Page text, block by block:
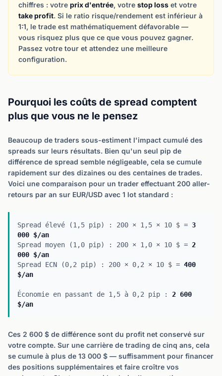
chiffres : votre prix d'entrée, votre stop loss et votre
take profit. Si le ratio risque/rendement est inférieur à
1:1, le trade est mathématiquement défavorable —
vous risquez plus que ce que vous pouvez gagner.
Passez votre tour et attendez une meilleure
configuration.
Pourquoi les coûts de spread comptent
plus que vous ne le pensez
Beaucoup de traders sous-estiment l'impact cumulé des
spreads sur leurs résultats. Bien qu'un seul pip de
différence de spread semble négligeable, cela se cumule
rapidement sur des dizaines ou des centaines de trades.
Voici une comparaison pour un trader effectuant 200 aller-
retours par an sur EUR/USD avec 1 lot standard :
Spread élevé (1,5 pip) : 200 × 1,5 × 10 $ = 3
000 $/an
Spread moyen (1,0 pip) : 200 × 1,0 × 10 $ = 2
000 $/an
Spread ECN (0,2 pip) : 200 × 0,2 × 10 $ = 400
$/an
Économie en passant de 1,5 à 0,2 pip : 2 600
$/an
Ces 2 600 $ de différence sont du profit net conservé sur
votre compte. Sur une carrière de trading de cinq ans, cela
se cumule à plus de 13 000 $ — suffisamment pour financer
des positions supplémentaires et faire croître vos